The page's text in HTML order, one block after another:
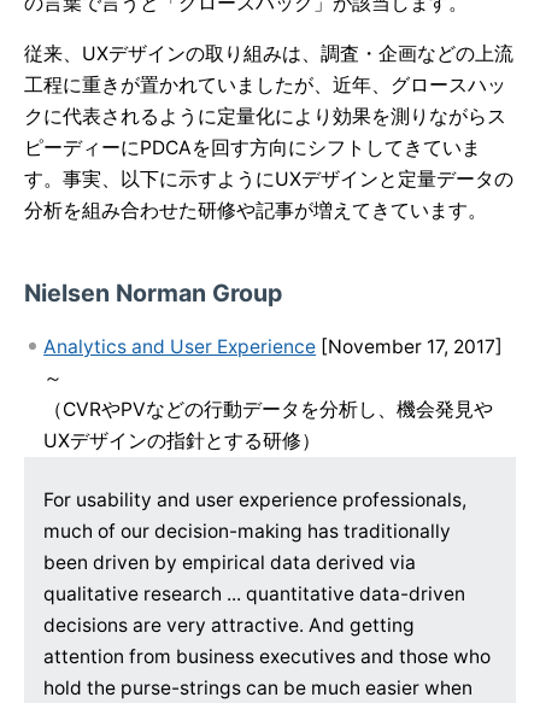
従来、UXデザインの取り組みは、調査・企画などの上流
工程に重きが置かれていましたが、近年、グロースハッ
クに代表されるように定量化により効果を測りながらス
ピーディーにPDCAを回す方向にシフトしてきていま
す。事実、以下に示すようにUXデザインと定量データの
分析を組み合わせた研修や記事が増えてきています。
Nielsen Norman Group
Analytics and User Experience [November 17, 2017]
～
（CVRやPVなどの行動データを分析し、機会発見や
UXデザインの指針とする研修）
For usability and user experience professionals,
much of our decision-making has traditionally
been driven by empirical data derived via
qualitative research ... quantitative data-driven
decisions are very attractive. And getting
attention from business executives and those who
hold the purse-strings can be much easier when